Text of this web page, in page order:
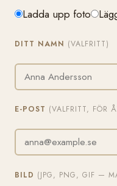
Ladda upp foto
DITT NAMN (VALFRITT)
E-POST (VALFRITT, FÖR
BILD (JPG, PNG, GIF —